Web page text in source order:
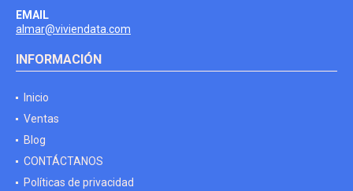
EMAIL
almar@viviendata.com
INFORMACIÓN
Inicio
Ventas
Blog
CONTÁCTANOS
Políticas de privacidad